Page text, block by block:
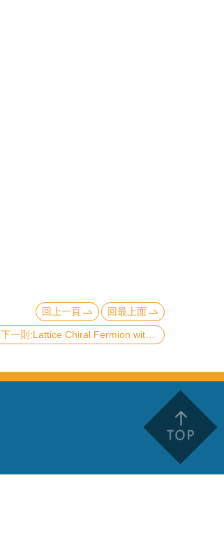
回上一頁
回最上面
下一則:Lattice Chiral Fermion without Hermiticity